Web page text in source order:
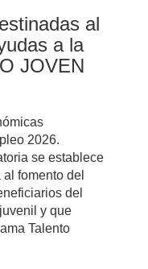
al
a la
JOVEN
2026.
se establece
fomento del
del
y que
Talento